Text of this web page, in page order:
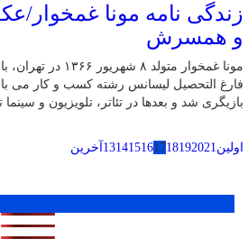
زندگی نامه مونا غمخوار/
و همسرش
مونا غمخوار متولد ۸
فارغ التحصیل لیسانس رشته کسب و کار می
بازیگری شد و بعدها در تئاتر، تلویزیون و
اولین 131415161718192021 آخرین